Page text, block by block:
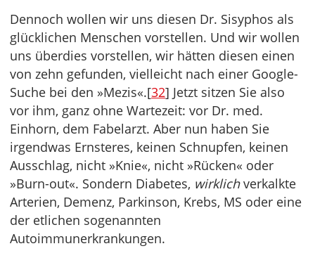
Dennoch wollen wir uns diesen Dr. Sisyphos als
glücklichen Menschen vorstellen. Und wir wollen
uns überdies vorstellen, wir hätten diesen einen
von zehn gefunden, vielleicht nach einer Google-
Suche bei den »Mezis«.[32] Jetzt sitzen Sie also
vor ihm, ganz ohne Wartezeit: vor Dr. med.
Einhorn, dem Fabelarzt. Aber nun haben Sie
irgendwas Ernsteres, keinen Schnupfen, keinen
Ausschlag, nicht »Knie«, nicht »Rücken« oder
»Burn-out«. Sondern Diabetes, wirklichverkalkte
Arterien, Demenz, Parkinson, Krebs, MS oder eine
der etlichen sogenannten
Autoimmunerkrankungen.